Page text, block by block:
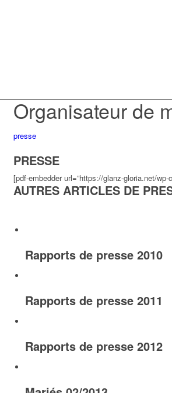
Organisateur de
presse
PRESSE
[pdf-embedder url=”https://glanz-gloria.net/
AUTRES ARTICLES DE
Rapports de presse 2010
Rapports de presse 2011
Rapports de presse 2012